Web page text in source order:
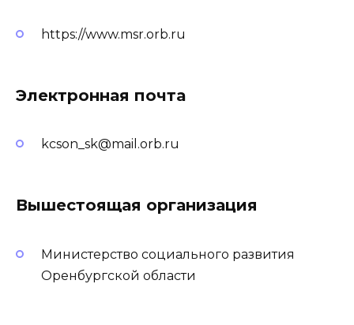
https://www.msr.orb.ru
Электронная почта
kcson_sk@mail.orb.ru
Вышестоящая организация
Министерство социального развития
Оренбургской области